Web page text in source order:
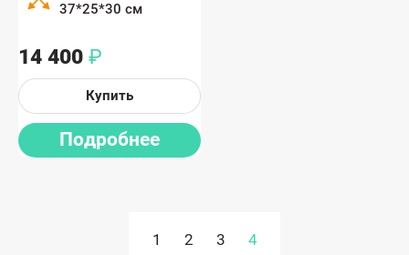
37*25*30 см
14 400 ₽
Купить
Подробнее
1 2 3 4